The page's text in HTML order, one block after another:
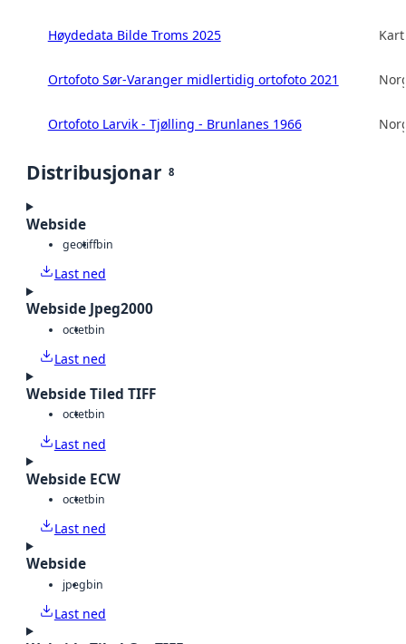
Høydedata Bilde Troms 2025
Ortofoto Sør-Varanger midlertidig ortofoto 2021
Ortofoto Larvik - Tjølling - Brunlanes 1966
Distribusjonar 8
Webside
geotiffbin
Last ned
Webside Jpeg2000
octetbin
Last ned
Webside Tiled TIFF
octetbin
Last ned
Webside ECW
octetbin
Last ned
Webside
jpegbin
Last ned